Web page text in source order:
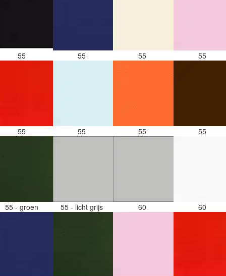
55 55 55 55
55 55 55 55
55 - groen 55 - licht grijs 60 60